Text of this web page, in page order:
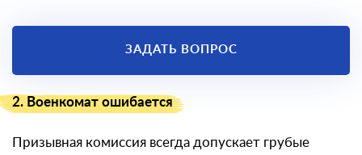
ЗАДАТЬ ВОПРОС
2. Военкомат ошибается
Призывная комиссия всегда допускает грубые